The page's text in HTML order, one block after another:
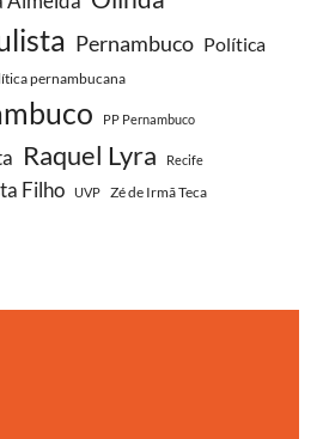
Pernambuco Política
pernambucana
PP Pernambuco
Raquel Lyra Recife
Filho UVP Zé de Irmã Teca